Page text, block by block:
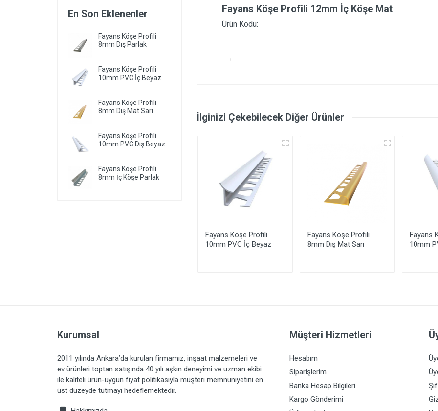
En Son Eklenenler
Fayans Köşe Profili
8mm Dış Parlak
Fayans Köşe Profili
10mm PVC İç Beyaz
Fayans Köşe Profili
8mm Dış Mat Sarı
Fayans Köşe Profili
10mm PVC Dış Beyaz
Fayans Köşe Profili
8mm İç Köşe Parlak
Fayans Köşe Profili 12mm İç Köşe Mat
Ürün Kodu:
İlginizi Çekebilecek Diğer Ürünler
Fayans Köşe Profili
10mm PVC İç Beyaz
Fayans Köşe Profili
8mm Dış Mat Sarı
Fayans
10mm
Kurumsal
2011 yılında Ankara’da kurulan firmamız, inşaat malzemeleri ve
ev ürünleri toptan satışında 40 yılı aşkın deneyimi ve uzman ekibi
ile kaliteli ürün-uygun fiyat politikasıyla müşteri memnuniyetini en
üst düzeyde tutmayı hedeflemektedir.
Müşteri Hizmetleri
Hesabım
Siparişlerim
Banka Hesap Bilgileri
Kargo Gönderimi